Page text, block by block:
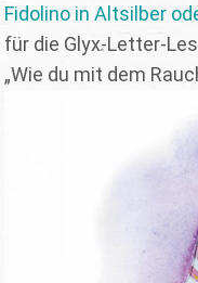
Fidolino in Altsilber
für die Glyx-Letter-
„Wie du mit dem